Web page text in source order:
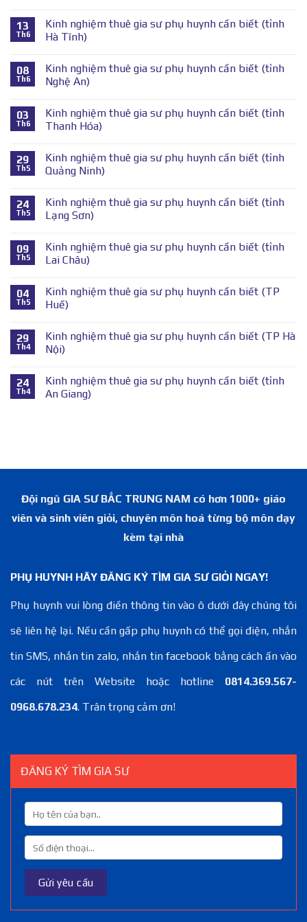
13
Th6
Kinh nghiệm thuê gia sư phụ huynh cần biết (tỉnh
Hà Tĩnh)
08
Th6
Kinh nghiệm thuê gia sư phụ huynh cần biết (tỉnh
Nghệ An)
03
Th6
Kinh nghiệm thuê gia sư phụ huynh cần biết (tỉnh
Thanh Hóa)
29
Th5
Kinh nghiệm thuê gia sư phụ huynh cần biết (tỉnh
Quảng Ninh)
24
Th5
Kinh nghiệm thuê gia sư phụ huynh cần biết (tỉnh
Lạng Sơn)
09
Th5
Kinh nghiệm thuê gia sư phụ huynh cần biết (tỉnh
Lai Châu)
04
Th5
Kinh nghiệm thuê gia sư phụ huynh cần biết (TP
Huế)
29
Th4
Kinh nghiệm thuê gia sư phụ huynh cần biết (TP Hà
Nội)
24
Th4
Kinh nghiệm thuê gia sư phụ huynh cần biết (tỉnh
An Giang)
Đội ngũ GIA SƯ BẮC TRUNG NAM có hơn 1000+ giáo
viên và sinh viên giỏi, chuyên môn hoá từng bộ môn dạy
kèm tại nhà
PHỤ HUYNH HÃY ĐĂNG KÝ TÌM GIA SƯ GIỎI NGAY!
Phụ huynh vui lòng điền thông tin vào ô dưới đây chúng tôi
sẽ liên hệ lại. Nếu cần gấp phụ huynh có thể gọi điện, nhắn
tin SMS, nhắn tin zalo, nhắn tin facebook bằng cách ấn vào
các nút trên Website hoặc hotline 0814.369.567-
0968.678.234. Trân trọng cảm ơn!
ĐĂNG KÝ TÌM GIA SƯ